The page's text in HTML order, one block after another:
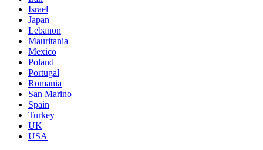
Israel
Japan
Lebanon
Mauritania
Mexico
Poland
Portugal
Romania
San Marino
Spain
Turkey
UK
USA